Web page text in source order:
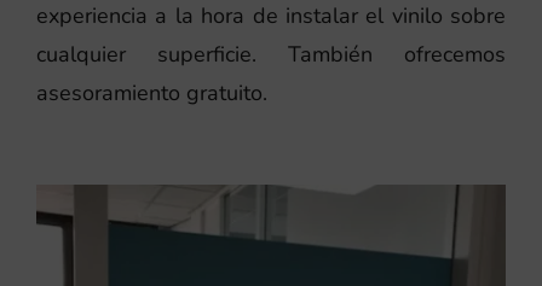
experiencia a la hora de instalar el vinilo sobre
cualquier superficie. También ofrecemos
asesoramiento gratuito.